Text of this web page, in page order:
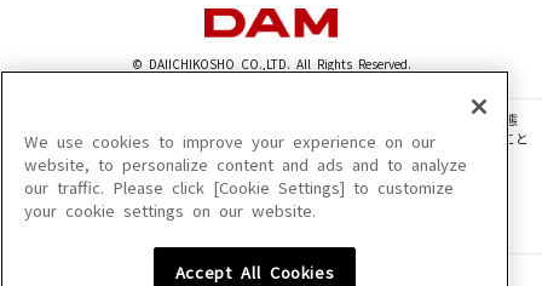
© DAIICHIKOSHO CO.,LTD. All Rights Reserved.
このサイトに掲載されている一切の文章・画像・写真・動画・音声等を、手段や形態
を問わず、著作権法の定める範囲を超えて無断で複製、転載、ファイル化などすること
を禁じます。
楽曲及びコンテンツは、機種によりご利用いただけない場合があります。
楽曲及びコンテンツの配信日、配信内容が変更になる場合があります。
We use cookies to improve your experience on our
website, to personalize content and ads and to analyze
our traffic. Please click [Cookie Settings] to customize
your cookie settings on our website.
Accept All Cookies